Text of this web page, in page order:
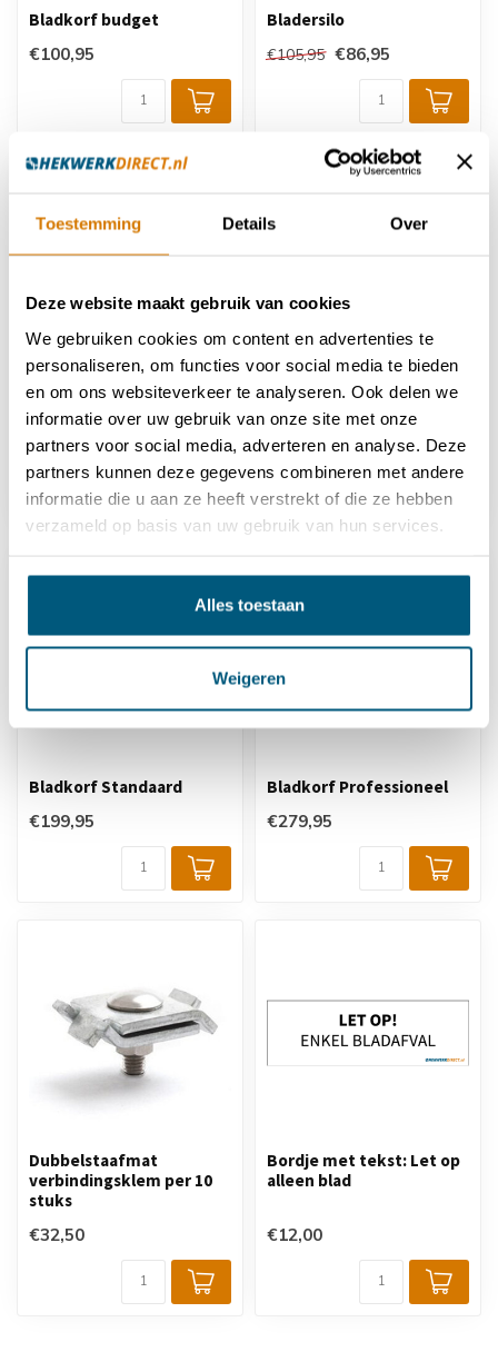
Toestemming Details Over
Deze website maakt gebruik van cookies
We gebruiken cookies om content en advertenties te
personaliseren, om functies voor social media te bieden
en om ons websiteverkeer te analyseren. Ook delen we
informatie over uw gebruik van onze site met onze
partners voor social media, adverteren en analyse. Deze
partners kunnen deze gegevens combineren met andere
informatie die u aan ze heeft verstrekt of die ze hebben
verzameld op basis van uw gebruik van hun services.
Alles toestaan
Weigeren
Bladkorf budget
€100,95
Bladersilo
€105,95 €86,95
Bladkorf Standaard -
Laag
€179,95
Bladkorf Premium - Laag
€249,95
Bladkorf Standaard
€199,95
Bladkorf Professioneel
€279,95
Dubbelstaafmat
verbindingsklem per 10
stuks
€32,50
Bordje met tekst: Let op
alleen blad
€12,00